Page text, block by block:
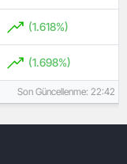
(1.618%)
(1.698%)
Son Güncellenme: 22:42